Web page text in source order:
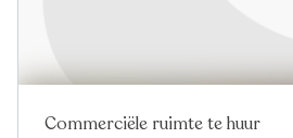
Commerciële ruimte te huur